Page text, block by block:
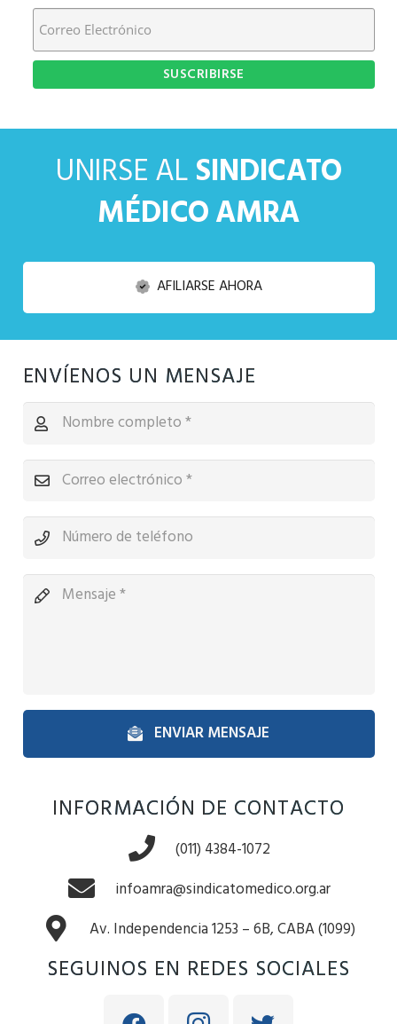
UNIRSE ALSINDICATO
MÉDICO AMRA
AFILIARSE AHORA
ENVÍENOS UN MENSAJE
ENVIAR MENSAJE
INFORMACIÓN DE CONTACTO
(011) 4384-1072
infoamra@sindicatomedico.org.ar
Av. Independencia 1253 – 6B, CABA (1099)
SEGUINOS EN REDES SOCIALES